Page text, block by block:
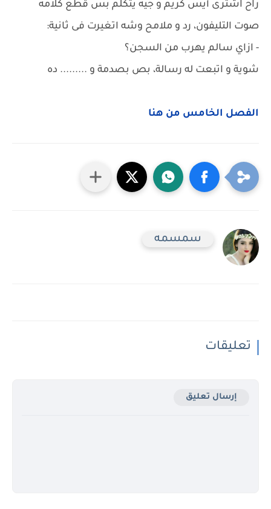
راح اشترى أيس كريم و جيه يتكلم بس قطع كلامه
صوت التليفون، رد و ملامح وشه اتغيرت فى ثانية:
- ازاي سالم يهرب من السجن؟
شوية و اتبعت له رسالة، بص بصدمة و ......... ده
الفصل الخامس من هنا
سمسمه
تعليقات
إرسال تعليق